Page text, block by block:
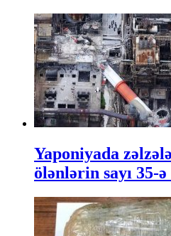
Yaponiyada
ölənlərin sayı 35-ə